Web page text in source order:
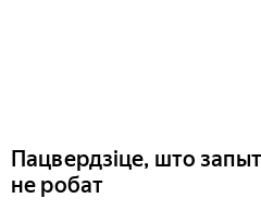
Пацвердзіце, што
не робат